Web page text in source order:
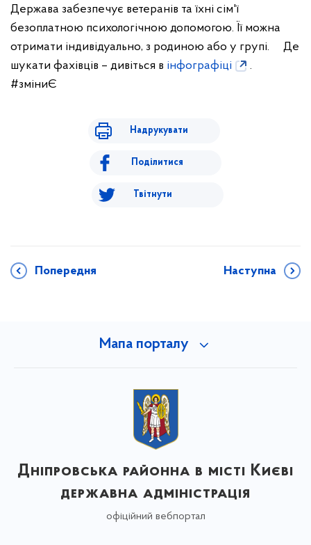
Держава забезпечує ветеранів та їхні сім'ї
безоплатною психологічною допомогою. Її можна
отримати індивідуально, з родиною або у групі. Де
шукати фахівців – дивіться в інфографіці
.
#зміниЄ
Надрукувати
Поділитися
Твітнути
Попередня Наступна
Мапа порталу
Дніпровська районна в місті Києві
державна адміністрація
офіційний вебпортал